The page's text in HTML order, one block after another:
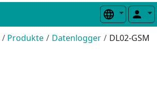
Produkte Datenlogger DL02-GSM